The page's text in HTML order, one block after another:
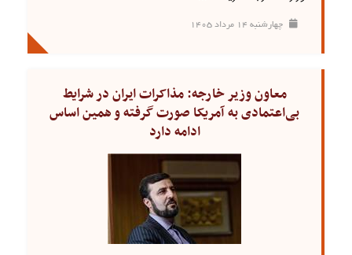
چهارشنبه ۱۴ مرداد ۱۴۰۵
معاون وزیر خارجه: مذاکرات ایران در شرایط
بی‌اعتمادی به آمریکا صورت گرفته و همین اساس
ادامه دارد